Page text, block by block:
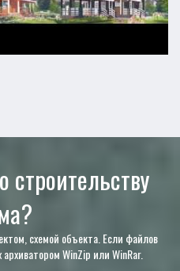
строительству
схемой объекта. Если файлов
WinZip или WinRar.